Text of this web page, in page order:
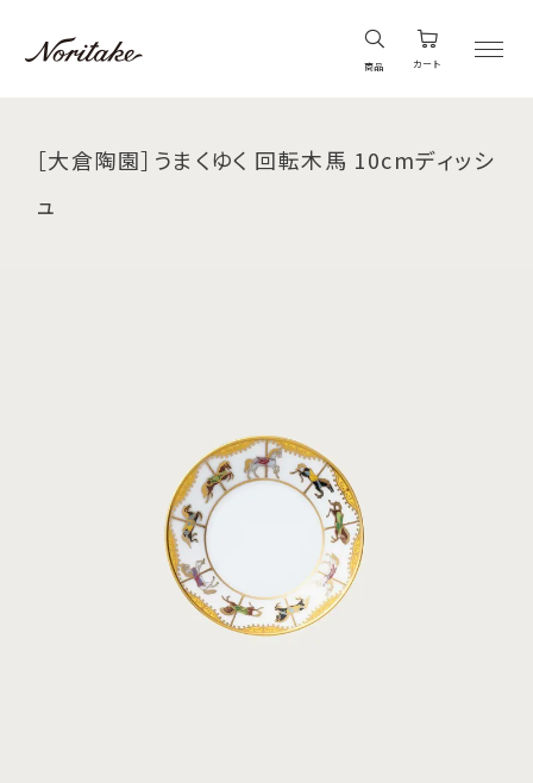
商品 カート
［大倉陶園］うまくゆく 回転木馬 10cmディッシ
ュ